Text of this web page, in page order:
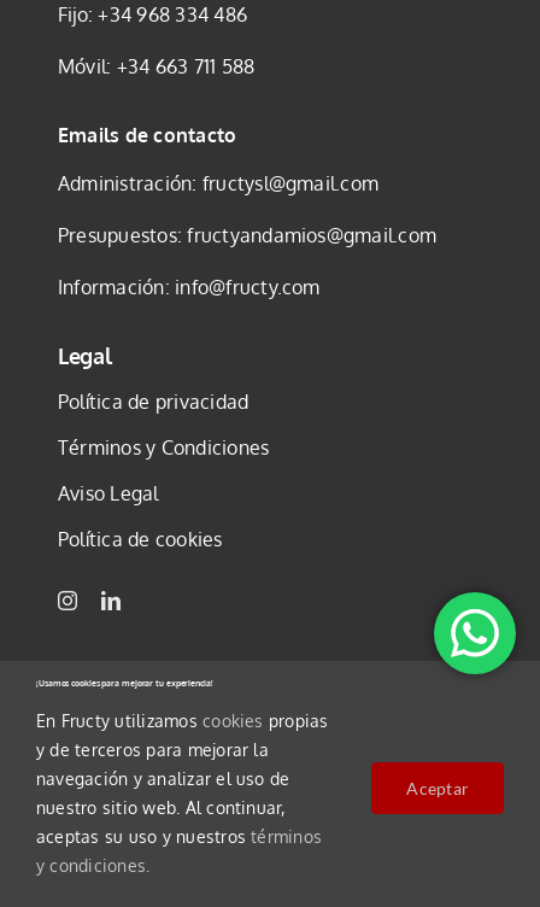
Fijo:+34 968 334 486
Móvil: +34 663 711 588
Emails de contacto
Administración: fructysl@gmail.com
Presupuestos:fructyandamios@gmail.com
Información: info@fructy.com
Legal
Política de privacidad
Términos y Condiciones
Aviso Legal
Política de cookies
©2025 FRUCTY, S.L.U. Todos los derechos
¡Usamos cookies para mejorar tu experiencia!
En Fructy utilizamoscookies propias
y de terceros para mejorar la
navegación y analizar el uso de
nuestro sitio web. Al continuar,
aceptas su uso y nuestrostérminos
y condiciones.
Aceptar